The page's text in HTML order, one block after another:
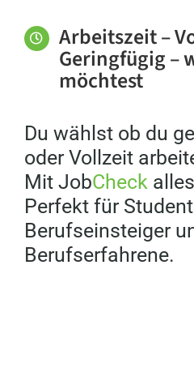
Arbeitszeit –
Geringfügig –
möchtest
Du wählst ob du
oder Vollzeit
Mit JobCheck
Perfekt für
Berufseinsteiger
Berufserfahrene.